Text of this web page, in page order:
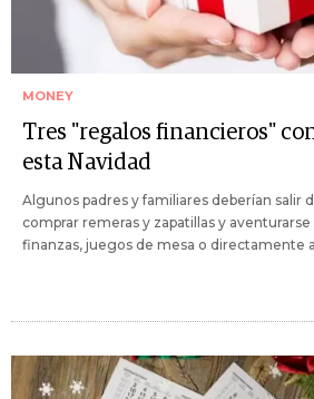
MONEY
Tres "regalos financieros"
esta Navidad
Algunos padres y familiares deberían salir
comprar remeras y zapatillas y
finanzas, juegos de mesa o directamente